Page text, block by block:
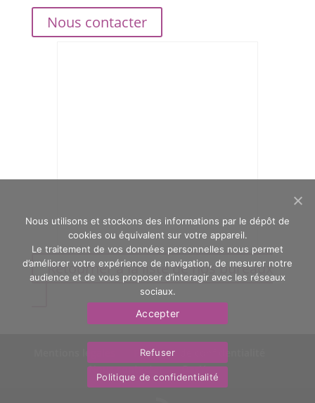
Nous contacter
Retourner à la liste de nos bureaux
Politique de confidentialité
Nous contacter
OasYs
Nous utilisons et stockons des informations par le dépôt de
cookies ou équivalent sur votre appareil.
Le traitement de vos données personnelles nous permet
d’améliorer votre expérience de navigation, de mesurer notre
audience et de vous proposer d’interagir avec les réseaux
sociaux.
Accepter
Refuser
Politique de confidentialité